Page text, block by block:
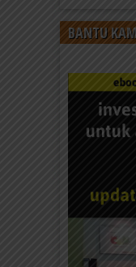
BANTU